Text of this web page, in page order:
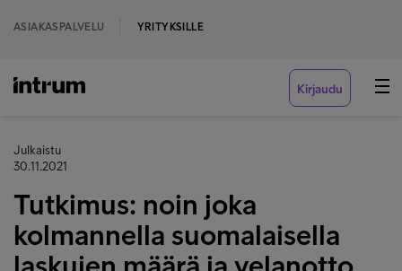
ASIAKASPALVELU YRITYKSILLE
Kirjaudu
Julkaistu
30.11.2021
Tutkimus: noin joka
kolmannella suomalaisella